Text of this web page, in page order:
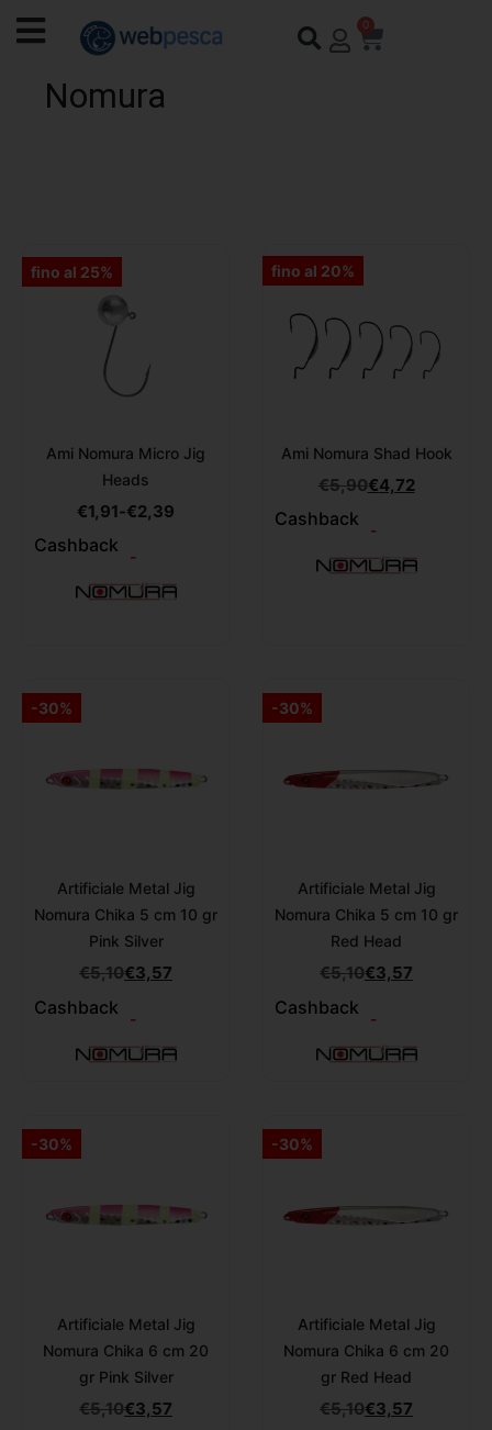
0
Nomura
fino al 25%
Ami Nomura Micro Jig
Heads
€1,91-€2,39
Cashback
-
fino al 20%
Ami Nomura Shad Hook
€5,90€4,72
Cashback
-
-30%
Artificiale Metal Jig
Nomura Chika 5 cm 10 gr
Pink Silver
€5,10€3,57
Cashback
-
-30%
Artificiale Metal Jig
Nomura Chika 5 cm 10 gr
Red Head
€5,10€3,57
Cashback
-
-30%
Artificiale Metal Jig
Nomura Chika 6 cm 20
gr Pink Silver
€5,10€3,57
-30%
Artificiale Metal Jig
Nomura Chika 6 cm 20
gr Red Head
€5,10€3,57